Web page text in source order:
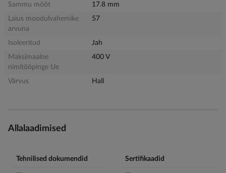
Sammu mõõt
17.8 mm
Laius moodulvahemike
arvuna
57
Isoleeritud
Jah
Maksimaalne
nimitööpinge Ue
400 V
Värvus Hall
Allalaadimised
Tehnilised dokumendid Sertifikaadid